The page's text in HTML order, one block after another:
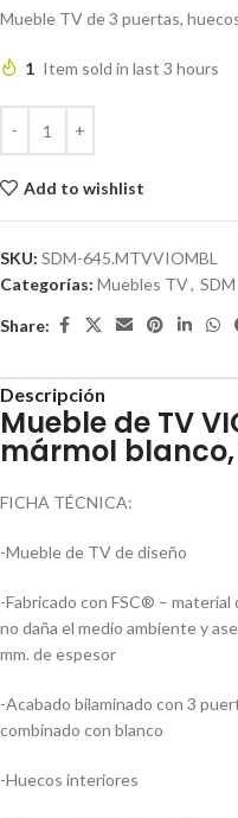
Mueble TV de 3 puertas,
1 Item sold in last 3 hours
Add to wishlist
SKU: SDM-645.MTVVIOMBL
Categorías: Muebles TV, SDM
Share:
Descripción
Mueble de TV
mármol blanco,
FICHA TÉCNICA:
-Mueble de TV de diseño
-Fabricado con FSC® –
no daña el medio ambiente y
mm. de espesor
-Acabado bilaminado con 3
combinado con blanco
-Huecos interiores